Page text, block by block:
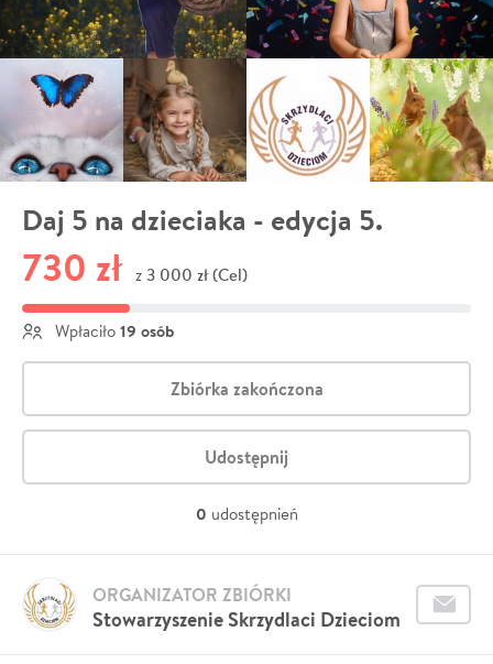
Daj 5 na dzieciaka - edycja 5.
730 zł z 3 000 zł (Cel)
Wpłaciło 19 osób
Zbiórka zakończona
Udostępnij
0 udostępnień
Stowarzyszenie Skrzydlaci Dzieciom
ORGANIZATOR ZBIÓRKI